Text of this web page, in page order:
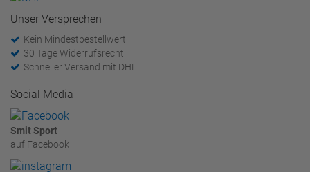
Unser Versprechen
Kein Mindestbestellwert
30 Tage Widerrufsrecht
Schneller Versand mit DHL
Social Media
Smit Sport
auf Facebook